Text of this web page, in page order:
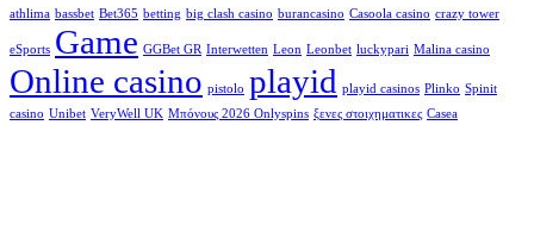
athlima bassbet Bet365 betting big clash casino burancasino Casoola casino crazy tower
eSports Game GGBet GR Interwetten Leon Leonbet luckypari Malina casino
Online casino pistolo playid playid casinos Plinko Spinit
casino Unibet VeryWell UK Μπόνους 2026 Onlyspins ξενες στοιχηματικες Сasea